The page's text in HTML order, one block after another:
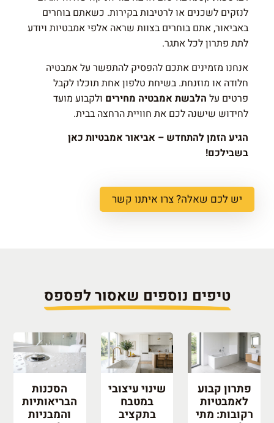
לנזקים לשכנים או לרטיבות בקירות. כשאתם בוחרים
באביאור, אתם בוחרים בצוות שראה אלפי אמבטיות ויודע
לתת פתרון לכל אתגר.
אנחנו מזמינים אתכם להפסיק להתפשר על אמבטיה
חלודה או מוזנחת. בשיחת טלפון אחת תוכלו לקבל
פרטים על הלבשת אמבטיה מחיריםולקבוע מועד
לחידוש שישנה לכם את חוויית הרחצה בבית.
הגיע הזמן להתחדש – אביאור אמבטיות כאן
בשבילכם!
יש לכם שאלה? צרו איתנו קשר
טיפים נוספים שאסור לפספס
פתרון קבוע
לאמבטיות
רקובות: מתי
שינוי עיצובי
במטבח
בתקציב
הסכנות
הבריאותיות
והמבניות